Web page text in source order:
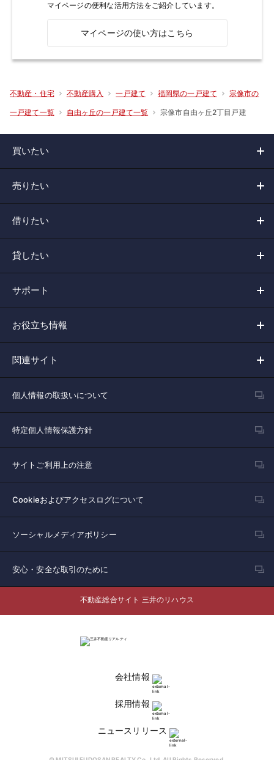
マイページの便利な活用方法をご紹介しています。
マイページの使い方はこちら
不動産・住宅 不動産購入 一戸建て 福岡県の一戸建て 宗像市の
一戸建て一覧 自由ヶ丘の一戸建て一覧 宗像市自由ヶ丘2丁目戸建
買いたい
売りたい
借りたい
貸したい
サポート
お役立ち情報
関連サイト
個人情報の取扱いについて
特定個人情報保護方針
サイトご利用上の注意
Cookieおよびアクセスログについて
ソーシャルメディアポリシー
安心・安全な取引のために
不動産総合サイト 三井のリハウス
会社情報
採用情報
ニュースリリース